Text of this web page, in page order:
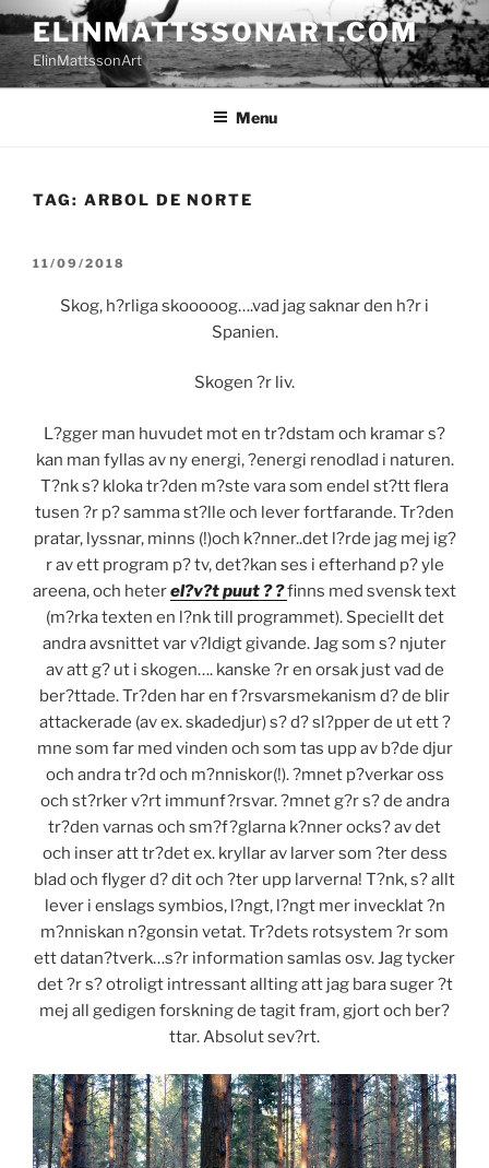
Skip
to
content
ELINMATTSSONART.COM
ElinMattssonArt
Menu
TAG: ARBOL DE NORTE
POSTED
11/09/2018
Skog, h?rliga skooooog….vad jag saknar den h?r i
Spanien.
Skogen ?r liv.
L?gger man huvudet mot en tr?dstam och kramar s?
kan man fyllas av ny energi, ?energi renodlad i naturen.
T?nk s? kloka tr?den m?ste vara som endel st?tt flera
tusen ?r p? samma st?lle och lever fortfarande. Tr?den
pratar, lyssnar, minns (!)och k?nner..det l?rde jag mej ig?
r av ett program p? tv, det?kan ses i efterhand p? yle
areena, och heterel?v?t puut ? ?finns med svensk text
(m?rka texten en l?nk till programmet). Speciellt det
andra avsnittet var v?ldigt givande. Jag som s? njuter
av att g? ut i skogen…. kanske ?r en orsak just vad de
ber?ttade. Tr?den har en f?rsvarsmekanism d? de blir
attackerade (av ex. skadedjur) s? d? sl?pper de ut ett ?
mne som far med vinden och som tas upp av b?de djur
och andra tr?d och m?nniskor(!). ?mnet p?verkar oss
och st?rker v?rt immunf?rsvar. ?mnet g?r s? de andra
tr?den varnas och sm?f?glarna k?nner ocks? av det
och inser att tr?det ex. kryllar av larver som ?ter dess
blad och flyger d? dit och ?ter upp larverna! T?nk, s? allt
lever i enslags symbios, l?ngt, l?ngt mer invecklat ?n
m?nniskan n?gonsin vetat. Tr?dets rotsystem ?r som
ett datan?tverk…s?r information samlas osv. Jag tycker
det ?r s? otroligt intressant allting att jag bara suger ?t
mej all gedigen forskning de tagit fram, gjort och ber?
ttar. Absolut sev?rt.